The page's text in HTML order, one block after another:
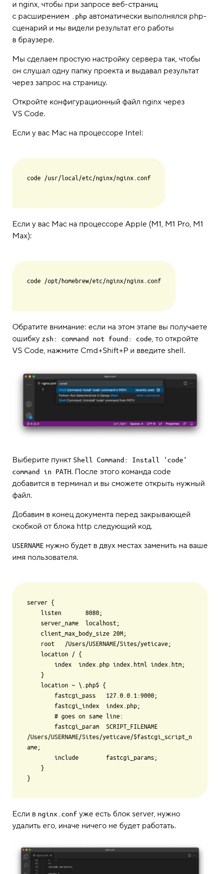
и nginx, чтобы при запросе веб-страниц
с расширением
.php автоматически выполнялся php-
сценарий и мы видели результат его работы
в браузере.
Мы сделаем простую настройку сервера так, чтобы
он слушал одну папку проекта и выдавал результат
через запрос на страницу.
Откройте конфигурационный файл nginx через
VS Code.
Если у вас Mac на процессоре Intel:
code /usr/local/etc/nginx/nginx.conf
Если у вас Mac на процессоре Apple (M1, M1 Pro, M1
Max):
code /opt/homebrew/etc/nginx/nginx.conf
Обратите внимание: если на этом этапе вы получаете
ошибку zsh: command not found: code, то откройте
VS Code, нажмите Cmd+Shift+P и введите shell.
Выберите пункт Shell Command: Install 'code'
command in PATH. После этого команда code
добавится в терминал и вы сможете открыть нужный
файл.
Добавим в конец документа перед закрывающей
скобкой от блока http следующий код.
USERNAME нужно будет в двух местах заменить на ваше
имя пользователя.
server {
/Users/USERNAME/Sites/yeticave/$fastcgi_script_n
ame;
Если в nginx.conf уже есть блок server, нужно
удалить его, иначе ничего не будет работать.